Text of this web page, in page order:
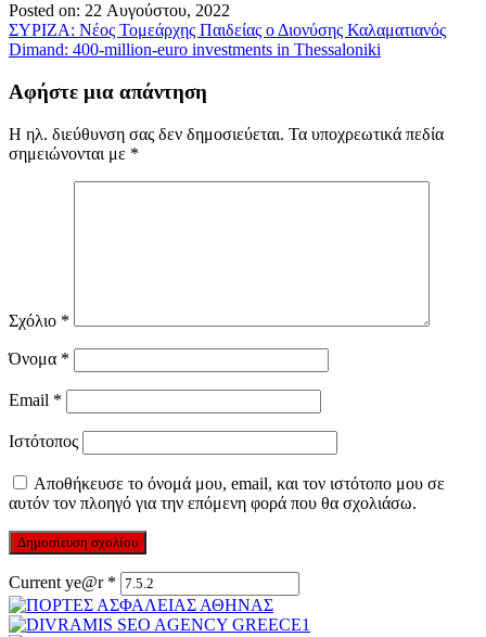
Posted on: 22 Αυγούστου, 2022
Πλοήγηση
άρθρων
ΣΥΡΙΖΑ: Νέος Τομεάρχης Παιδείας ο Διονύσης Καλαματιανός
Dimand: 400-million-euro investments in Thessaloniki
Αφήστε μια απάντηση
Η ηλ. διεύθυνση σας δεν δημοσιεύεται. Τα υποχρεωτικά πεδία
σημειώνονται με *
Σχόλιο *
Όνομα *
Email *
Ιστότοπος
Αποθήκευσε το όνομά μου, email, και τον ιστότοπο μου σε
αυτόν τον πλοηγό για την επόμενη φορά που θα σχολιάσω.
Current ye@r *